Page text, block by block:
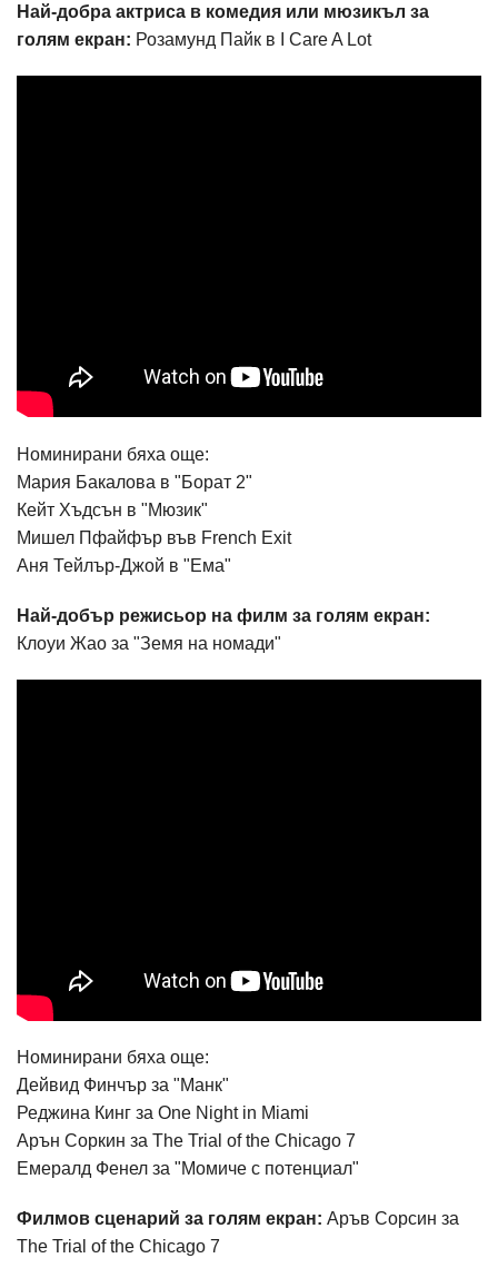
Най-добра актриса в комедия или мюзикъл за
голям екран: Розамунд Пайк в I Care A Lot
Номинирани бяха още:
Мария Бакалова в "Борат 2"
Кейт Хъдсън в "Мюзик"
Мишел Пфайфър във French Exit
Аня Тейлър-Джой в "Ема"
Най-добър режисьор на филм за голям екран:
Клоуи Жао за "Земя на номади"
Номинирани бяха още:
Дейвид Финчър за "Манк"
Реджина Кинг за One Night in Miami
Арън Соркин за The Trial of the Chicago 7
Емералд Фенел за "Момиче с потенциал"
Филмов сценарий за голям екран: Аръв Сорсин за
The Trial of the Chicago 7